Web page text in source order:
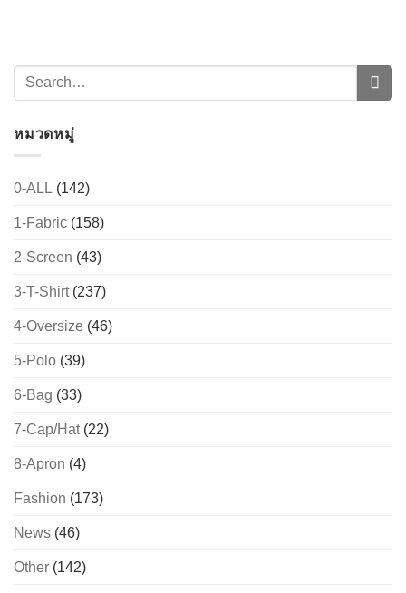
หมวดหมู่
0-ALL (142)
1-Fabric (158)
2-Screen (43)
3-T-Shirt(237)
4-Oversize (46)
5-Polo (39)
6-Bag (33)
7-Cap/Hat(22)
8-Apron (4)
Fashion (173)
News (46)
Other (142)